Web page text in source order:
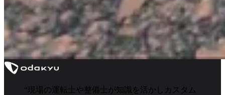
“ 現場の運転士や整備士が知識を活かしカスタム